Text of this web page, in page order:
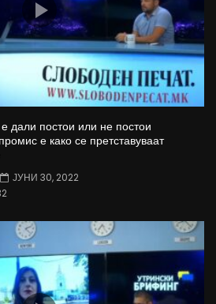
дали постои или не постои
е како се претставуваат
ЈУНИ 30, 2022